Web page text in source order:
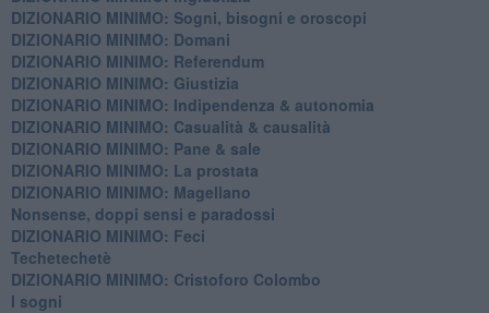
DIZIONARIO MINIMO: ​Sogni, bisogni e oroscopi
DIZIONARIO MINIMO: Domani
DIZIONARIO MINIMO: Referendum
DIZIONARIO MINIMO: Giustizia
DIZIONARIO MINIMO: ​Indipendenza & autonomia
DIZIONARIO MINIMO: ​Casualità & causalità
​DIZIONARIO MINIMO: Pane & sale
DIZIONARIO MINIMO: La prostata
​DIZIONARIO MINIMO: Magellano
Nonsense, doppi sensi e paradossi
DIZIONARIO MINIMO: Feci
Techetechetè
DIZIONARIO MINIMO: Cristoforo Colombo
I sogni